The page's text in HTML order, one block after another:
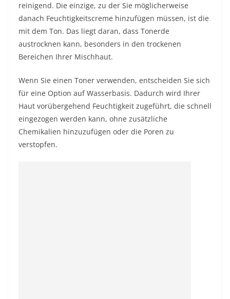
reinigend. Die einzige, zu der Sie möglicherweise
danach Feuchtigkeitscreme hinzufügen müssen, ist die
mit dem Ton. Das liegt daran, dass Tonerde
austrocknen kann, besonders in den trockenen
Bereichen Ihrer Mischhaut.
Wenn Sie einen Toner verwenden, entscheiden Sie sich
für eine Option auf Wasserbasis. Dadurch wird Ihrer
Haut vorübergehend Feuchtigkeit zugeführt, die schnell
eingezogen werden kann, ohne zusätzliche
Chemikalien hinzuzufügen oder die Poren zu
verstopfen.